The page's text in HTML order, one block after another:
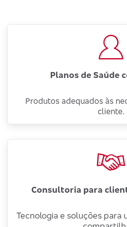
Planos de Saúde
Produtos adequados às
cliente.
Consultoria para
Tecnologia e soluções para